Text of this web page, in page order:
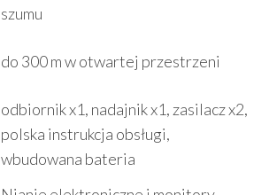
szumu
do 300 m w otwartej przestrzeni
odbiornik x1, nadajnik x1, zasilacz x2,
polska instrukcja obsługi,
wbudowana bateria